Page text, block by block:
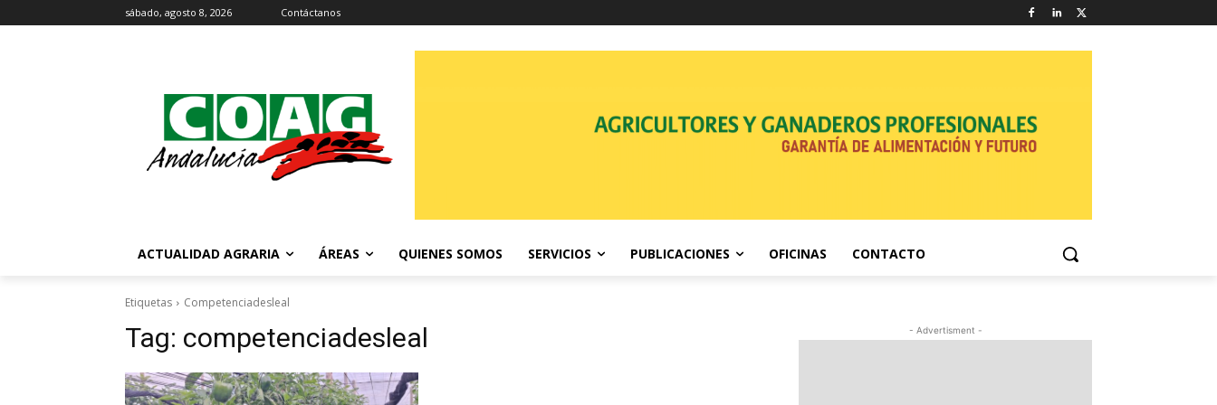
sábado, agosto 8, 2026 Contáctanos
ACTUALIDAD AGRARIA ÁREAS QUIENES SOMOS SERVICIOS PUBLICACIONES OFICINAS CONTACTO
Etiquetas Competenciadesleal
Tag: competenciadesleal - Advertisment -